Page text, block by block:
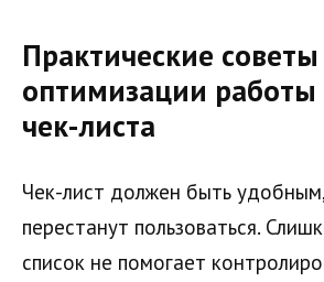
Практические
оптимизации работы
чек-листа
Чек-лист должен быть
перестанут пользоваться.
список не помогает